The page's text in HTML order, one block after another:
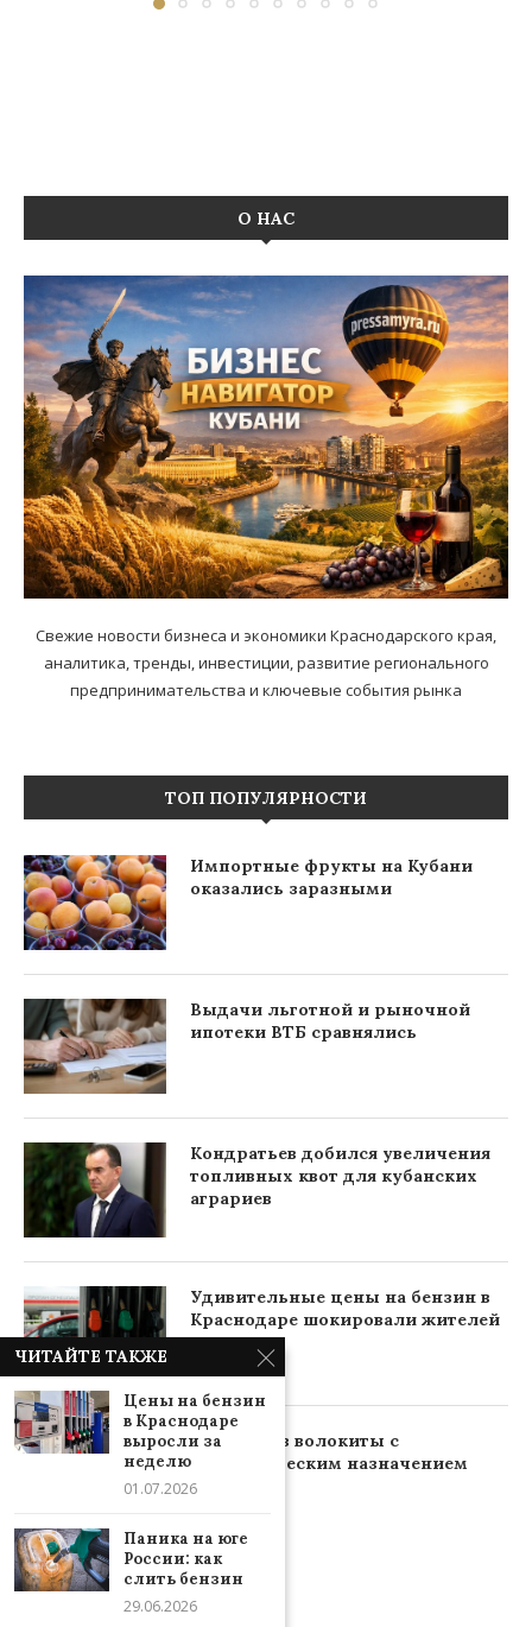
О НАС
Свежие новости бизнеса и экономики Краснодарского края,
аналитика, тренды, инвестиции, развитие регионального
предпринимательства и ключевые события рынка
ТОП ПОПУЛЯРНОСТИ
Импортные фрукты на Кубани
оказались заразными
Выдачи льготной и рыночной
ипотеки ВТБ сравнялись
Кондратьев добился увеличения
топливных квот для кубанских
аграриев
Удивительные цены на бензин в
Краснодаре шокировали жителей
Пенсия без волокиты с
автоматическим назначением
ЧИТАЙТЕ ТАКЖЕ
Цены на бензин
в Краснодаре
выросли за
неделю
01.07.2026
Паника на юге
России: как
слить бензин
29.06.2026